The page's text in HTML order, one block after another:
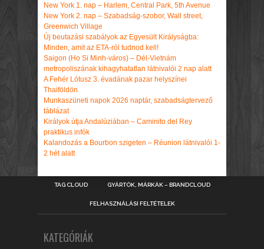
New York 1. nap – Harlem, Central Park, 5th Avenue
New York 2. nap – Szabadság-szobor, Wall street,
Greenwich Village
Új beutazási szabályok az Egyesült Királyságba:
Minden, amit az ETA-ról tudnod kell!
Saigon (Ho Si Minh-város) – Dél-Vietnám
metropoliszának kihagyhatatlan látnivalói 2 nap alatt
A Fehér Lótusz 3. évadának pazar helyszínei
Thaiföldön
Munkaszüneti napok 2026 naptár, szabadságtervező
táblázat
Királyok útja Andalúziában – Caminito del Rey
praktikus infók
Kalandozás a Bourbon szigeten – Réunion látnivalói 1-
2 hét alatt
TAG CLOUD GYÁRTÓK, MÁRKÁK – BRANDCLOUD
FELHASZNÁLÁSI FELTÉTELEK
KATEGÓRIÁK